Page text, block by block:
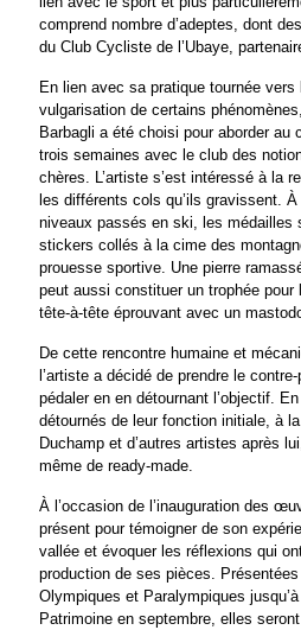
comprend nombre d’adeptes, dont
du Club Cycliste de l’Ubaye,
En lien avec sa pratique tournée
vulgarisation de certains
Barbagli a été choisi pour aborder au
trois semaines avec le club des
chères. L’artiste s’est intéressé à la
les différents cols qu’ils gravissent.
niveaux passés en ski, les médailles
stickers collés à la cime des
prouesse sportive. Une pierre
peut aussi constituer un trophée pour
tête-à-tête éprouvant avec un
De cette rencontre humaine et
l’artiste a décidé de prendre le
pédaler en en détournant l’objectif.
détournés de leur fonction initiale, à
Duchamp et d’autres artistes après
même de ready-made.
À l’occasion de l’inauguration des
présent pour témoigner de son
vallée et évoquer les réflexions qui
production de ses pièces.
Olympiques et Paralympiques
Patrimoine en septembre, elles